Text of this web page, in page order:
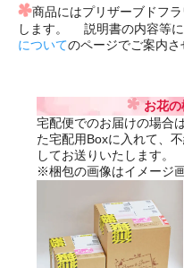
商品にはプリザーブドフ
します。 説明書の内容等に
についてのページでご案内さ
お花の
宅配便でのお届けの場合
た宅配用Boxに入れて、
してお送りいたします。
※梱包の画像はイメージ画